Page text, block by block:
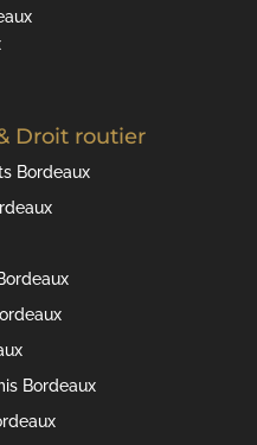
Droit routier
Bordeaux
Bordeaux